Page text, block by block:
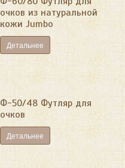
очков из натуральной
кожи Jumbo
Детальнее
Ф-50/48 Футляр для
очков
Детальнее